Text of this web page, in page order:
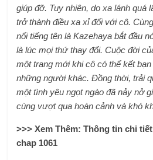
giúp đỡ. Tuy nhiên, do xa lánh quá
trở thành điều xa xỉ đối với cô.
nổi tiếng tên là Kazehaya bắt đầu
là lúc mọi thứ thay đổi. Cuộc đời
một trang mới khi cô có thể kết
những người khác. Đồng thời, trải
một tình yêu ngọt ngào đã nảy nở
cùng vượt qua hoàn cảnh và khó
>>> Xem Thêm: Thông tin chi
chap 1061